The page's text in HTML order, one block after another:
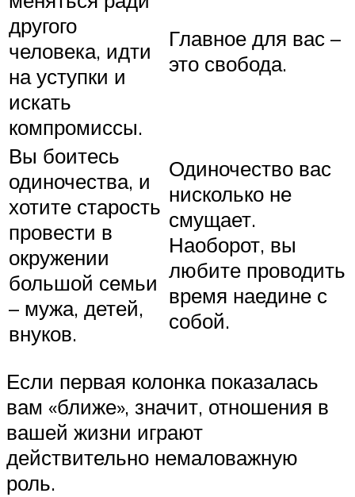
другого
человека, идти
на уступки и
искать
компромиссы.
Главное для вас –
это свобода.
Вы боитесь
одиночества, и
хотите старость
провести в
окружении
большой семьи
– мужа, детей,
внуков.
Одиночество вас
нисколько не
смущает.
Наоборот, вы
любите проводить
время наедине с
собой.
Если первая колонка показалась
вам «ближе», значит, отношения в
вашей жизни играют
действительно немаловажную
роль.